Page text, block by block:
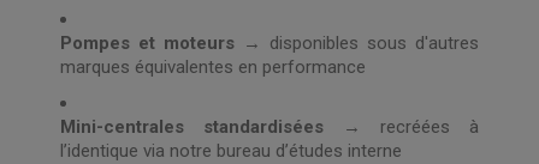
Pompes et moteurs → disponibles sous d'autres
marques équivalentes en performance
Mini-centrales standardisées → recréées à
l’identique via notre bureau d’études interne